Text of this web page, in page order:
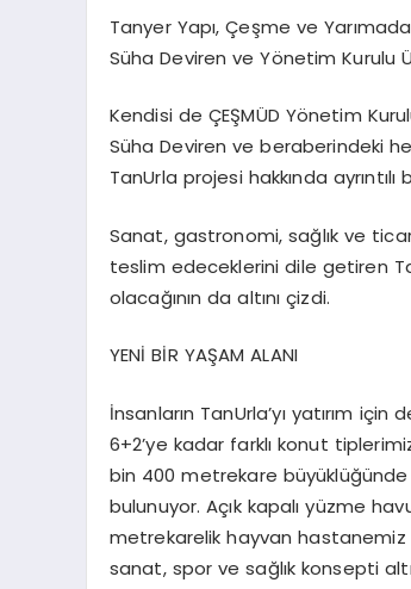
TanyerYapı, Çeşme ve
Süha Deviren ve Yönetim Kurulu
Kendisi de ÇEŞMÜD Yönetim
Süha Deviren ve beraberindeki
TanUrla projesi hakkında ayrıntılı
Sanat, gastronomi, sağlık ve
teslim edeceklerini dile getiren
olacağının da altını çizdi.
YENİ BİR YAŞAM ALANI
İnsanların TanUrla’yı yatırım için
6+2’ye kadar farklı konut
bin 400 metrekare
bulunuyor. Açık kapalı yüzme
metrekarelik hayvan hastanemiz
sanat, spor ve sağlık konsepti